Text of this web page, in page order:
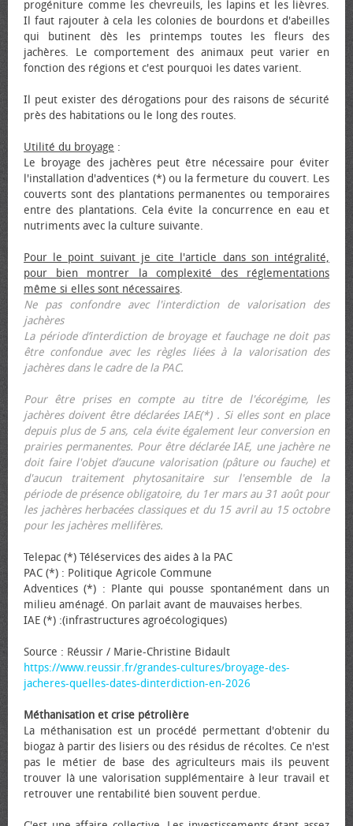
progéniture comme les chevreuils, les lapins et les lièvres.
Il faut rajouter à cela les colonies de bourdons et d'abeilles
qui butinent dès les printemps toutes les fleurs des
jachères. Le comportement des animaux peut varier en
fonction des régions et c'est pourquoi les dates varient.
Il peut exister des dérogations pour des raisons de sécurité
près des habitations ou le long des routes.
Utilité du broyage :
Le broyage des jachères peut être nécessaire pour éviter
l'installation d'adventices (*) ou la fermeture du couvert. Les
couverts sont des plantations permanentes ou temporaires
entre des plantations. Cela évite la concurrence en eau et
nutriments avec la culture suivante.
Pour le point suivant je cite l'article dans son intégralité,
pour bien montrer la complexité des réglementations
même si elles sont nécessaires.
Ne pas confondre avec l'interdiction de valorisation des
jachères
La période d’interdiction de broyage et fauchage ne doit pas
être confondue avec les règles liées à la valorisation des
jachères dans le cadre de la PAC.
Pour être prises en compte au titre de l'écorégime, les
jachères doivent être déclarées IAE(*) . Si elles sont en place
depuis plus de 5 ans, cela évite également leur conversion en
prairies permanentes. Pour être déclarée IAE, une jachère ne
doit faire l'objet d’aucune valorisation (pâture ou fauche) et
d'aucun traitement phytosanitaire sur l'ensemble de la
période de présence obligatoire, du 1er mars au 31 août pour
les jachères herbacées classiques et du 15 avril au 15 octobre
pour les jachères mellifères.
Telepac (*) Téléservices des aides à la PAC
PAC (*) : Politique Agricole Commune
Adventices (*) : Plante qui pousse spontanément dans un
milieu aménagé. On parlait avant de mauvaises herbes.
IAE (*) :(infrastructures agroécologiques)
Source : Réussir / Marie-Christine Bidault
https://www.reussir.fr/grandes-cultures/broyage-des-
jacheres-quelles-dates-dinterdiction-en-2026
Méthanisation et crise pétrolière
La méthanisation est un procédé permettant d'obtenir du
biogaz à partir des lisiers ou des résidus de récoltes. Ce n'est
pas le métier de base des agriculteurs mais ils peuvent
trouver là une valorisation supplémentaire à leur travail et
retrouver une rentabilité bien souvent perdue.